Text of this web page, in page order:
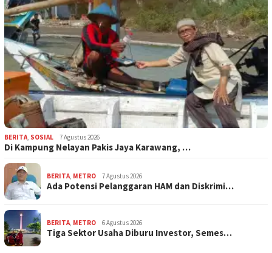
BERITA, SOSIAL 7 Agustus 2026
Di Kampung Nelayan Pakis Jaya Karawang, …
BERITA, METRO 7 Agustus 2026
Ada Potensi Pelanggaran HAM dan Diskrimi…
BERITA, METRO 6 Agustus 2026
Tiga Sektor Usaha Diburu Investor, Semes…